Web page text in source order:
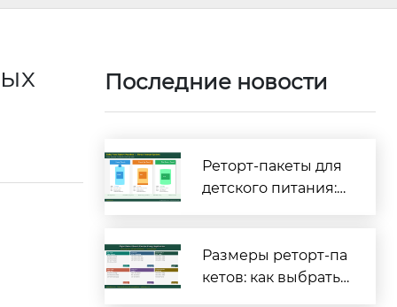
Последние новости
Реторт-пакеты для
детского питания:
и соответствию тре
бованиям [2026]
Размеры реторт-па
кетов: как выбрать